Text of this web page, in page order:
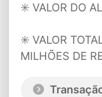
✳️ VALOR DO
✳️ VALOR
MILHÕES DE